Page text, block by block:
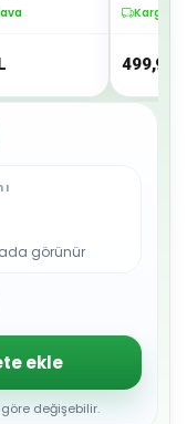
Kargo
499,90
görünür
ekle
değişebilir.